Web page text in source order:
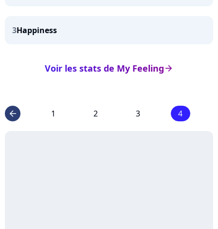
3Happiness
arrow_right
Voir les stats de My Feeling
arrow_left 1 2 3 4